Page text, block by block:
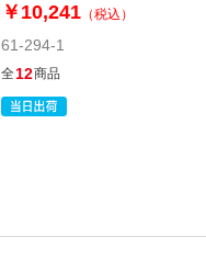
￥10,241 （税込）
61-294-1
全12商品